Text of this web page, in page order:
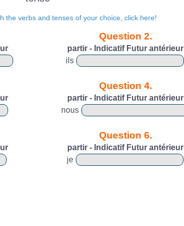
the verbs and tenses of your choice, click here!
Question 2.
partir - Indicatif Futur antérieur
ils
Question 4.
partir - Indicatif Futur antérieur
nous
Question 6.
partir - Indicatif Futur antérieur
je